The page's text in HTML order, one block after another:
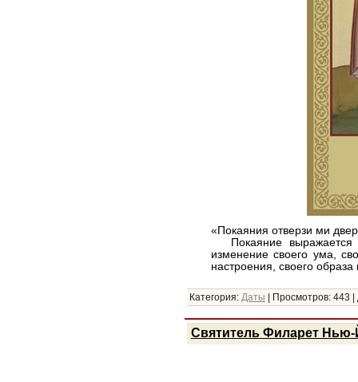
«Покаяния отверзи ми
Покаяние выражается
изменение своего ума,
настроения, своего
Категория: Даты Просмотров: 443
Святитель Филарет Нью-